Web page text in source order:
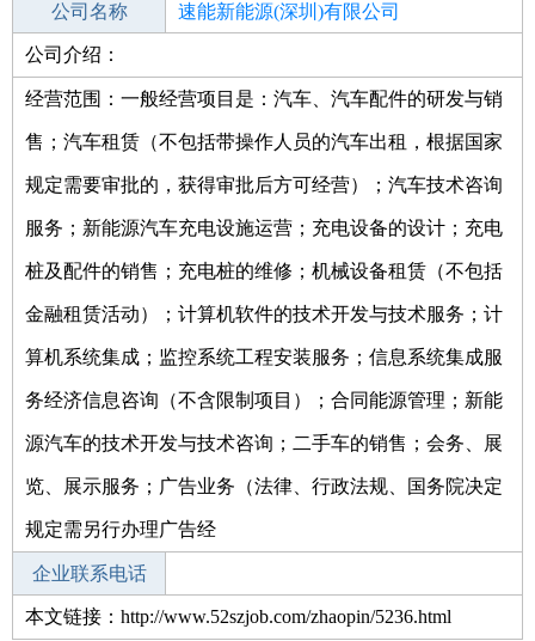
公司名称 速能新能源(深圳)有限公司
公司类型
公司介绍：
经营范围：一般经营项目是：汽车、汽车配件的研发与销
售；汽车租赁（不包括带操作人员的汽车出租，根据国家
规定需要审批的，获得审批后方可经营）；汽车技术咨询
服务；新能源汽车充电设施运营；充电设备的设计；充电
桩及配件的销售；充电桩的维修；机械设备租赁（不包括
金融租赁活动）；计算机软件的技术开发与技术服务；计
算机系统集成；监控系统工程安装服务；信息系统集成服
务经济信息咨询（不含限制项目）；合同能源管理；新能
源汽车的技术开发与技术咨询；二手车的销售；会务、展
览、展示服务；广告业务（法律、行政法规、国务院决定
规定需另行办理广告经
企业联系电话
本文链接：http://www.52szjob.com/zhaopin/5236.html